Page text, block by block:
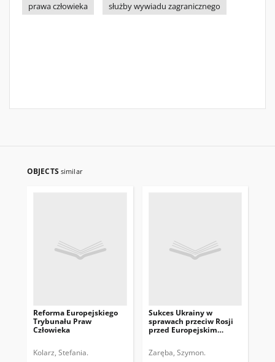
prawa człowieka
służby wywiadu zagranicznego
OBJECTS similar
Reforma Europejskiego
Trybunału Praw
Człowieka
Kolarz, Stefania.
Sukces Ukrainy w
sprawach przeciw Rosji
przed Europejskim
Zaręba, Szymon.